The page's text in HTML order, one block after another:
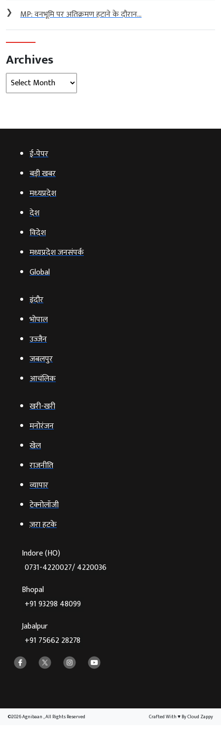
❯ MP: वनभूमि पर अतिक्रमण हटाने के दौरान...
Archives
Archives
ई‑पेपर
बड़ी खबर
मध्‍यप्रदेश
देश
विदेश
मध्यप्रदेश जनसंपर्क
Global
इंदौर
भोपाल
उज्‍जैन
जबलपुर
आचंलिक
खरी-खरी
मनोरंजन
खेल
राजनीति
व्‍यापार
टेक्‍नोलॉजी
ज़रा हटके
Indore (HO)
0731-4220027/ 4220036
Bhopal
+91 93298 48099
Jabalpur
+91 75662 28278
©2026 Agnibaan , All Rights Reserved Crafted With♥By Cloud Zappy